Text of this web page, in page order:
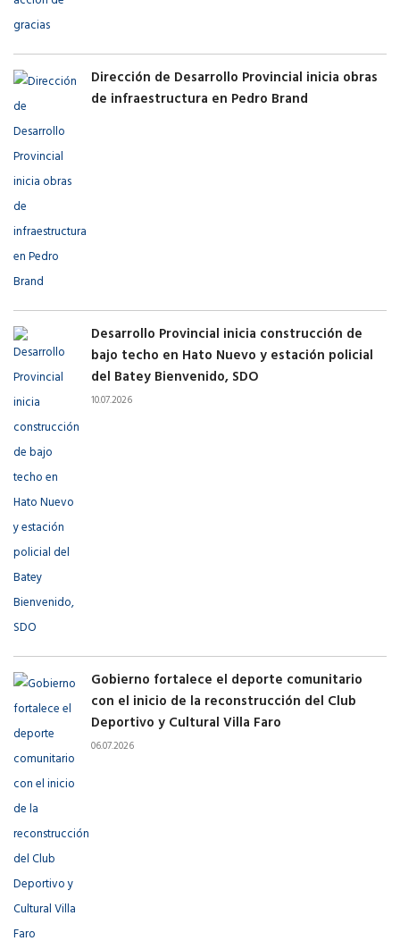
Dirección de Desarrollo Provincial inicia obras
de infraestructura en Pedro Brand
Desarrollo Provincial inicia construcción de
bajo techo en Hato Nuevo y estación policial
del Batey Bienvenido, SDO
10.07.2026
Gobierno fortalece el deporte comunitario
con el inicio de la reconstrucción del Club
Deportivo y Cultural Villa Faro
06.07.2026